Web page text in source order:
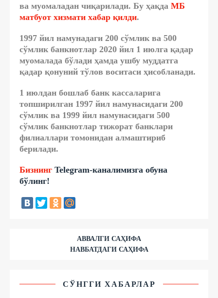
ва муомаладан чиқарилади. Бу ҳақда МБ
матбуот хизмати хабар қилди.
1997 йил намунадаги 200 сўмлик ва 500
сўмлик банкнотлар 2020 йил 1 июлга қадар
муомалада бўлади ҳамда ушбу муддатга
қадар қонуний тўлов воситаси ҳисобланади.
1 июлдан бошлаб банк кассаларига
топширилган 1997 йил намунасидаги 200
сўмлик ва 1999 йил намунасидаги 500
сўмлик банкнотлар тижорат банклари
филиаллари томонидан алмаштириб
берилади.
Бизнинг Telegram-каналимизга обуна
бўлинг!
АВВАЛГИ САҲИФА
НАВБАТДАГИ САҲИФА
СЎНГГИ ХАБАРЛАР